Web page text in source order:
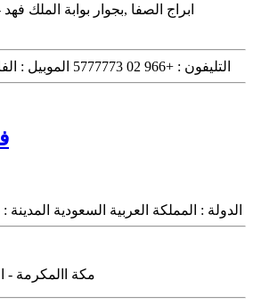
ابراج الصفا ,بجوار بوابة الملك
التليفون : +966 02 5777773 الموبيل :
الدولة : المملكة العربية السعودية المدينة :
مكة االمكرمة -